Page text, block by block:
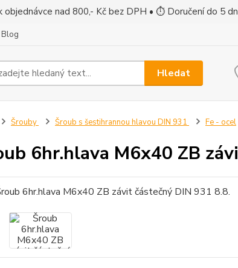
objednávce nad 800,- Kč bez DPH • ⏱ Doručení do 5
Blog
Hledat
Šrouby Šroub s šestihrannou hlavou DIN 931 Fe - ocel
6hr.hlava M6x40 ZB